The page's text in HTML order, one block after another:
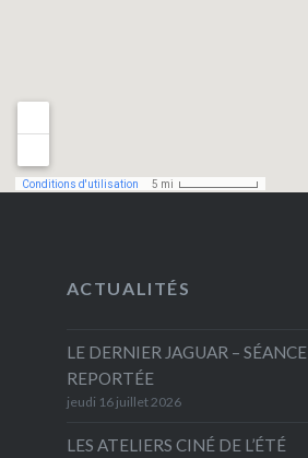
ACTUALITÉS
LE DERNIER JAGUAR – SÉANCE
REPORTÉE
jeudi 16 juillet 2026
LES ATELIERS CINÉ DE L’ÉTÉ